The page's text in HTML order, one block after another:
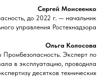
Сергей Моисеенко
до 2022 г. — начальник
управления Ростехнадзора
Ольга Колосова
Эксперт по
в эксплуатацию, проводила
десятков технических